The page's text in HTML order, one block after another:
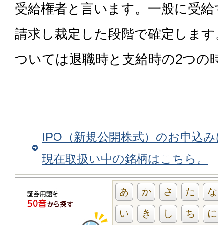
受給権者と言います。一般に受
請求し裁定した段階で確定しま
ついては退職時と支給時の2つの
IPO（新規公開株式）のお申込
現在取扱い中の銘柄はこちら。
あ か さ た な
い き し ち に